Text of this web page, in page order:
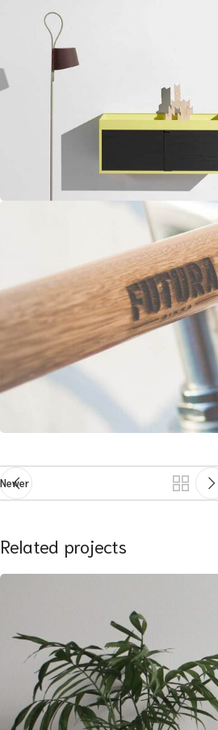
Newer
Related projects